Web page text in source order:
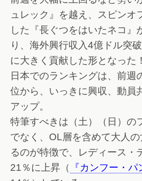
ュレック』を越え、スピンオ
した『長ぐつをはいたネコ』
り、海外興行収入4億ドル突
に大きく貢献した形となった！
日本でのランキングは、前週
位から、いっきに興収、動員
アップ。
特筆すべきは（土）（日）の
でなく、OL層を含めて大人
るのが特徴で、レディース・
21％に上昇（
『カンフー・パ